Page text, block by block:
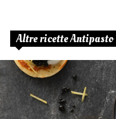
Altre ricette Antipasto